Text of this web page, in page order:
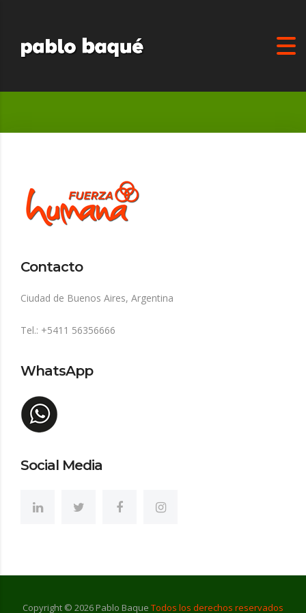
Contacto
Ciudad de Buenos Aires, Argentina
Tel.: +5411 56356666
WhatsApp
Social Media
Copyright © 2026 Pablo Baque Todos los derechos reservados